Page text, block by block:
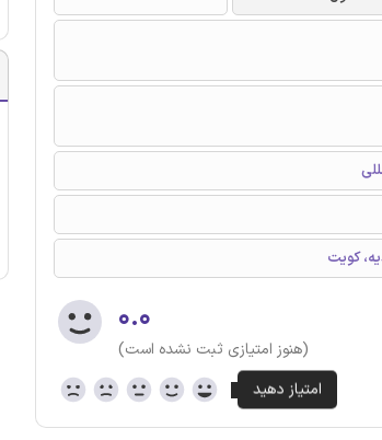
کویت
۰.۰
(هنوز امتیازی ثبت نشده است)